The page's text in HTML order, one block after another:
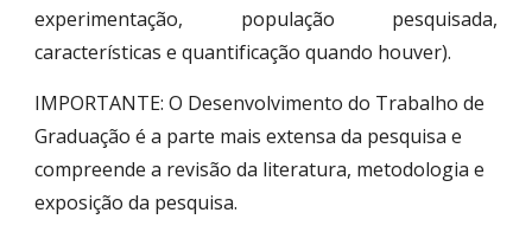
experimentação, população pesquisada,
características e quantificação quando houver).
IMPORTANTE: O Desenvolvimento do Trabalho de
Graduação é a parte mais extensa da pesquisa e
compreende a revisão da literatura, metodologia e
exposição da pesquisa.